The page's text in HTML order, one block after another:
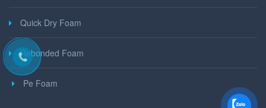
Quick Dry Foam
Rebonded Foam
Pe Foam